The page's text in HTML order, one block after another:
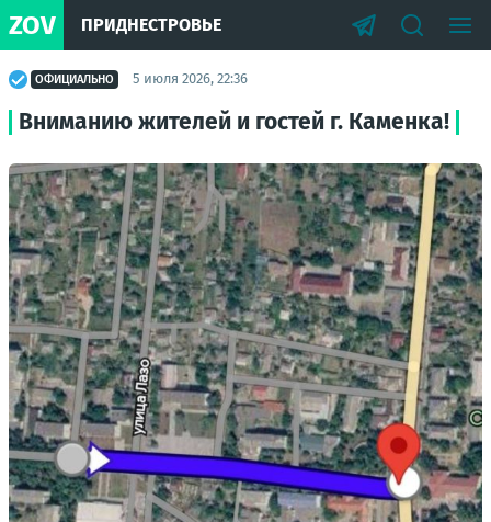
ZOV ПРИДНЕСТРОВЬЕ
ОФИЦИАЛЬНО 5 июля 2026, 22:36
Вниманию жителей и гостей г. Каменка!